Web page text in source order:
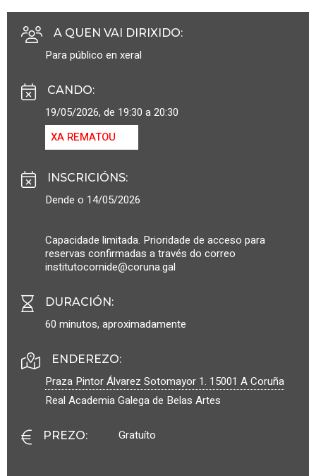
A QUEN VAI DIRIXIDO:
Para público en xeral
CANDO:
19/05/2026, de 19:30 a 20:30
XA REMATOU
INSCRICIÓNS:
Dende o 14/05/2026
Capacidade limitada. Prioridade de acceso para
reservas confirmadas a través do correo
institutocornide@coruna.gal
DURACIÓN:
60 minutos, aproximadamente
ENDEREZO:
Praza Pintor Álvarez Sotomayor 1. 15001 A Coruña
Real Academia Galega de Belas Artes
PREZO: Gratuíto